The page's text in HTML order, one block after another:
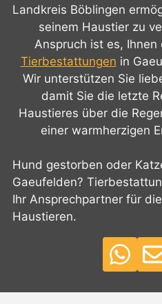
Landkreis Böblingen
seinem Haustier zu
Anspruch ist es,
Tierbestattungen in
Wir unterstützen Sie
damit Sie die letzte
Haustieres über die
einer warmherzigen
Hund gestorben oder
Gaeufelden?
Ihr Ansprechpartner für
Haustieren.